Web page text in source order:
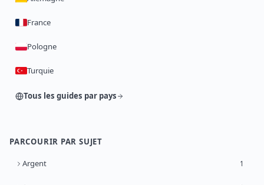
France
Pologne
Turquie
Tous les guides par pays
PARCOURIR PAR SUJET
Argent 1